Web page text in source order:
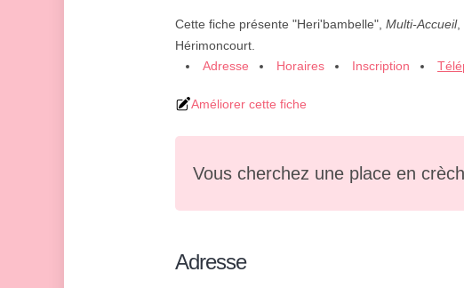
Cette fiche présente "Heri'bambelle", Multi-Accueil,
Hérimoncourt.
Adresse
Horaires Inscription
Améliorer cette fiche
Vous cherchez une place en
Adresse